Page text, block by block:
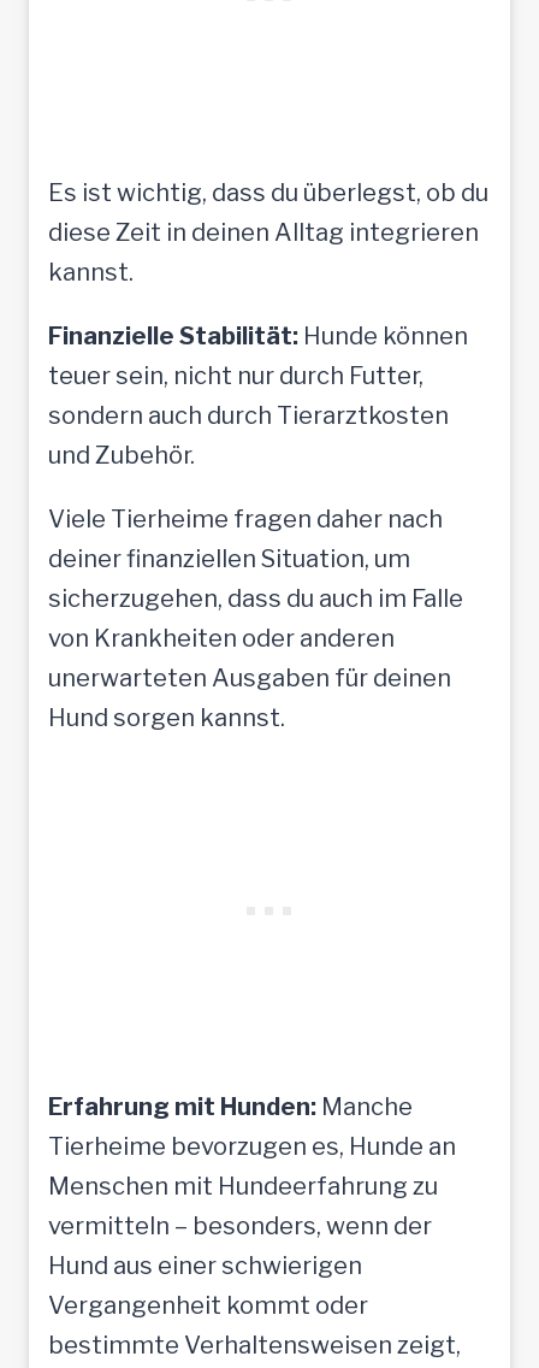
Es ist wichtig, dass du überlegst, ob du
diese Zeit in deinen Alltag integrieren
kannst.
Finanzielle Stabilität: Hunde können
teuer sein, nicht nur durch Futter,
sondern auch durch Tierarztkosten
und Zubehör.
Viele Tierheime fragen daher nach
deiner finanziellen Situation, um
sicherzugehen, dass du auch im Falle
von Krankheiten oder anderen
unerwarteten Ausgaben für deinen
Hund sorgen kannst.
Erfahrung mit Hunden: Manche
Tierheime bevorzugen es, Hunde an
Menschen mit Hundeerfahrung zu
vermitteln – besonders, wenn der
Hund aus einer schwierigen
Vergangenheit kommt oder
bestimmte Verhaltensweisen zeigt,